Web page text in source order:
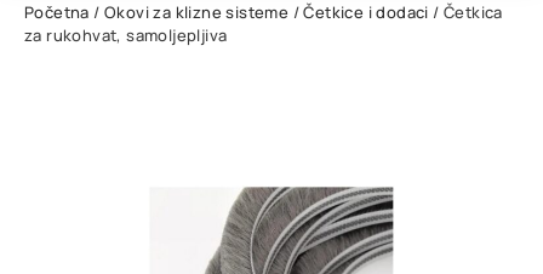
Početna /Okovi za klizne sisteme /Četkice i dodaci / Četkica
za rukohvat, samoljepljiva